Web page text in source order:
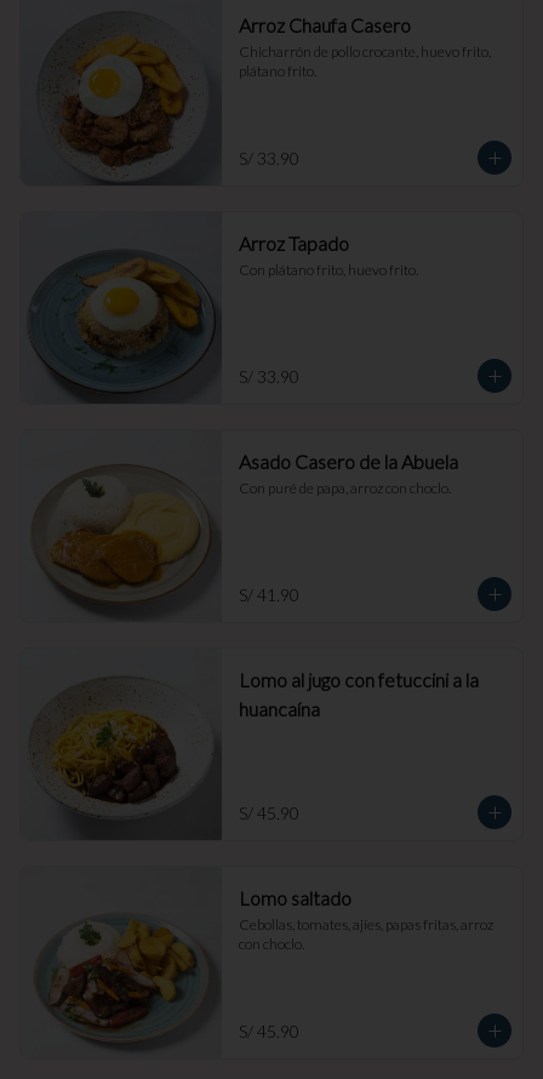
Arroz Chaufa Casero
Chicharrón de pollo crocante, huevo frito,
plátano frito.
S/ 33.90
Arroz Tapado
Con plátano frito, huevo frito.
S/ 33.90
Asado Casero de la Abuela
Con puré de papa, arroz con choclo.
S/ 41.90
Lomo al jugo con fetuccini a la
huancaína
S/ 45.90
Lomo saltado
Cebollas, tomates, ajíes, papas fritas, arroz
con choclo.
S/ 45.90